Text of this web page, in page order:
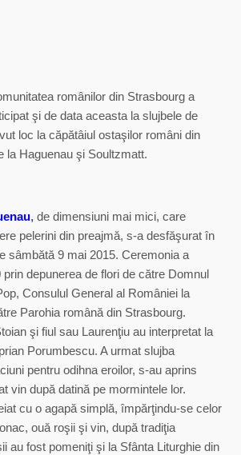
românilor din Strasbourg a
şi de data aceasta la slujbele de
loc la căpătâiul ostaşilor români din
la Haguenau şi Soultzmatt.
, de dimensiuni mai mici, care
pelerini din preajmă, s-a desfăşurat în
sâmbătă 9 mai 2015. Ceremonia a
depunerea de flori de către Domnul
Consulul General al României la
Parohia română din Strasbourg.
şi fiul sau Laurenţiu au interpretat la
Porumbescu. A urmat slujba
pentru odihna eroilor, s-au aprins
vin după datină pe mormintele lor.
cu o agapă simplă, împărţindu-se celor
ouă roşii şi vin, după tradiţia
au fost pomeniţi şi la Sfânta Liturghie din